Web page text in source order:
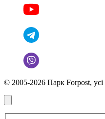
© 2005-2026 Парк Forpost, усі